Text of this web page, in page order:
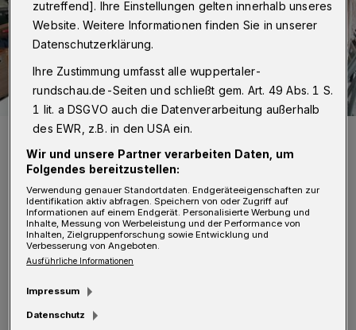
Von links: die Organisatoren Iris Ebert, Pierre Smolarski, Christoph
Foto: Wuppertaler Rundschau/mivi
D och nur eine Herausforderung pro
Bezirk schafft es auf die Agenda. Diese
greift das „Wohnen in der Politik“-Team auf
zutreffend]. Ihre Einstellungen gelten innerhalb unseres
Website. Weitere Informationen finden Sie in unserer
Datenschutzerklärung.
Ihre Zustimmung umfasst alle wuppertaler-
rundschau.de-Seiten und schließt gem. Art. 49 Abs. 1 S.
1 lit. a DSGVO auch die Datenverarbeitung außerhalb
des EWR, z.B. in den USA ein.
Wir und unsere Partner verarbeiten Daten, um
Folgendes bereitzustellen:
Verwendung genauer Standortdaten. Endgeräteeigenschaften zur
Identifikation aktiv abfragen. Speichern von oder Zugriff auf
Informationen auf einem Endgerät. Personalisierte Werbung und
Inhalte, Messung von Werbeleistung und der Performance von
Inhalten, Zielgruppenforschung sowie Entwicklung und
Verbesserung von Angeboten.
Ausführliche Informationen
Impressum
Datenschutz